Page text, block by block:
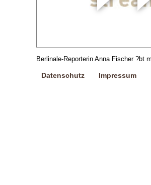
Berlinale-Reporterin Anna Fischer ?bt
Datenschutz Impressum